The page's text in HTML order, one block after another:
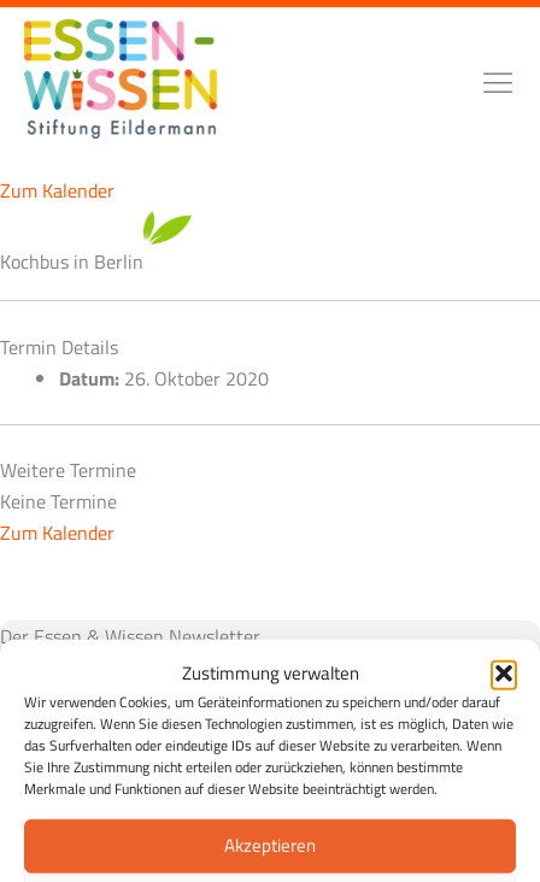
Zustimmung verwalten
Wir verwenden Cookies, um Geräteinformationen zu speichern und/oder darauf
zuzugreifen. Wenn Sie diesen Technologien zustimmen, ist es möglich, Daten wie
das Surfverhalten oder eindeutige IDs auf dieser Website zu verarbeiten. Wenn
Sie Ihre Zustimmung nicht erteilen oder zurückziehen, können bestimmte
Merkmale und Funktionen auf dieser Website beeinträchtigt werden.
Akzeptieren
Zum
Inhalt
springen
Zum Kalender
Kochbus in Berlin
Termin Details
Datum: 26. Oktober 2020
Weitere Termine
Keine Termine
Zum Kalender
Der Essen & Wissen Newsletter
Essen & Wissen in Ihrem Postfach:Entdecken Sie die
Möglichkeiten einer gesunden Ernährung und erhalten Sie
in regelmäßigen Abständen Tipps zu einer gesunden
Ernährung, Rezepte sowie Infos zu Veranstaltungen und
Projekten der ESSEN WISSEN Stiftung Eildermann.
Kostenlos und unverbindlich und jederzeit abmeldbar.